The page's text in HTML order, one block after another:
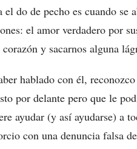
el do de pecho es cuando
el amor verdadero por
y sacarnos alguna
hablado con él,
por delante pero que le
ayudar (y así ayudarse) a
con una denuncia falsa